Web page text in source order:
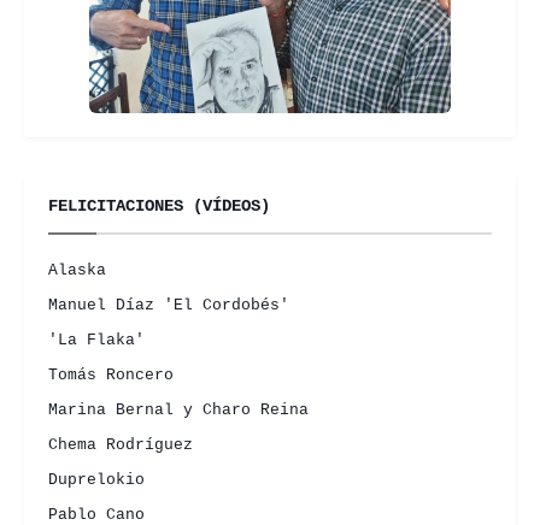
FELICITACIONES (VÍDEOS)
Alaska
Manuel Díaz 'El Cordobés'
'La Flaka'
Tomás Roncero
Marina Bernal y Charo Reina
Chema Rodríguez
Duprelokio
Pablo Cano